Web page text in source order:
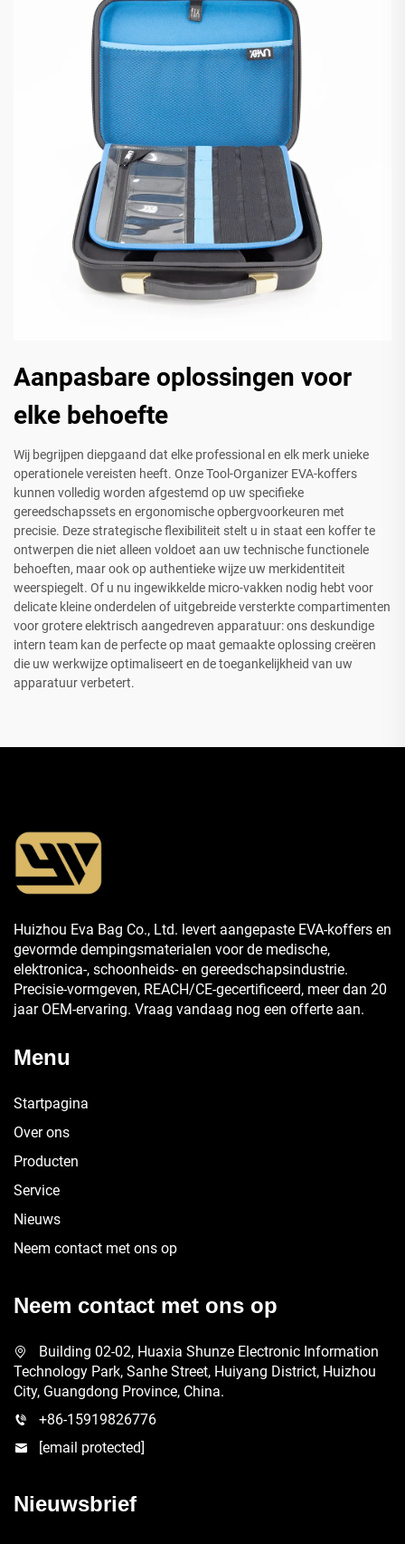
Aanpasbare oplossingen voor
elke behoefte
Wij begrijpen diepgaand dat elke professional en elk merk unieke
operationele vereisten heeft. Onze Tool-Organizer EVA-koffers
kunnen volledig worden afgestemd op uw specifieke
gereedschapssets en ergonomische opbergvoorkeuren met
precisie. Deze strategische flexibiliteit stelt u in staat een koffer te
ontwerpen die niet alleen voldoet aan uw technische functionele
behoeften, maar ook op authentieke wijze uw merkidentiteit
weerspiegelt. Of u nu ingewikkelde micro-vakken nodig hebt voor
delicate kleine onderdelen of uitgebreide versterkte compartimenten
voor grotere elektrisch aangedreven apparatuur: ons deskundige
intern team kan de perfecte op maat gemaakte oplossing creëren
die uw werkwijze optimaliseert en de toegankelijkheid van uw
apparatuur verbetert.
Huizhou Eva Bag Co., Ltd. levert aangepaste EVA-koffers en
gevormde dempingsmaterialen voor de medische,
elektronica-, schoonheids- en gereedschapsindustrie.
Precisie-vormgeven, REACH/CE-gecertificeerd, meer dan 20
jaar OEM-ervaring. Vraag vandaag nog een offerte aan.
Menu
Startpagina
Over ons
Producten
Service
Nieuws
Neem contact met ons op
Neem contact met ons op
Building 02-02, Huaxia Shunze Electronic Information
Technology Park, Sanhe Street, Huiyang District, Huizhou
City, Guangdong Province, China.
+86-15919826776
[email protected]
Nieuwsbrief